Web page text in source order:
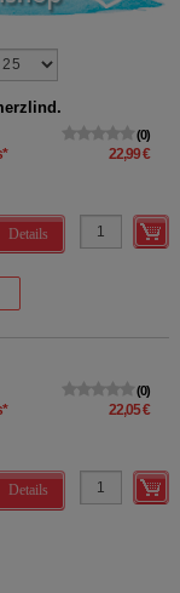
0
* 22,99 €
Details
0
* 22,05 €
Details